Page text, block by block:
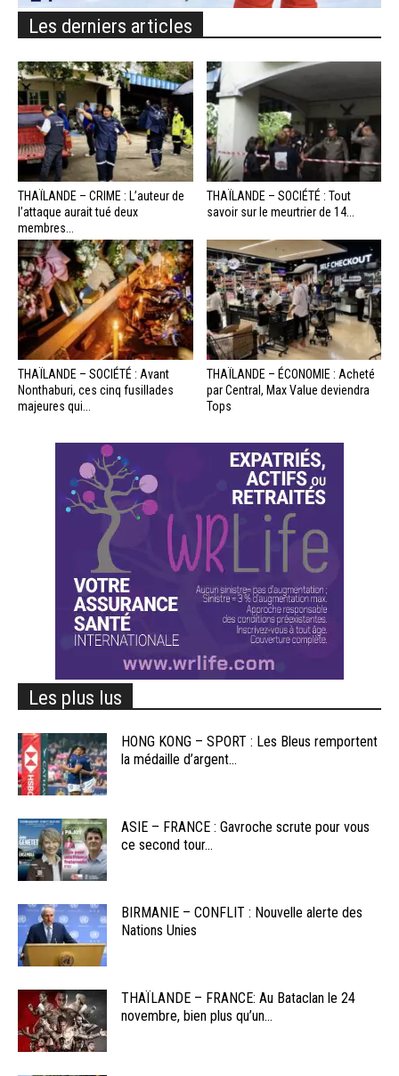
Les derniers articles
THAÏLANDE – CRIME : L’auteur de
l’attaque aurait tué deux
membres...
THAÏLANDE – SOCIÉTÉ : Tout
savoir sur le meurtrier de 14...
THAÏLANDE – SOCIÉTÉ : Avant
Nonthaburi, ces cinq fusillades
majeures qui...
THAÏLANDE – ÉCONOMIE : Acheté
par Central, Max Value deviendra
Tops
Les plus lus
HONG KONG – SPORT : Les Bleus remportent
la médaille d’argent...
ASIE – FRANCE : Gavroche scrute pour vous
ce second tour...
BIRMANIE – CONFLIT : Nouvelle alerte des
Nations Unies
THAÏLANDE – FRANCE: Au Bataclan le 24
novembre, bien plus qu’un...